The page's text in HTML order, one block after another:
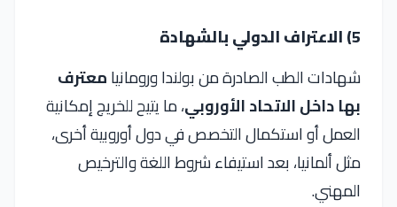
5) الاعتراف الدولي بالشهادة
شهادات الطب الصادرة من بولندا ورومانيامعترف
بها داخل الاتحاد الأوروبي، ما يتيح للخريج إمكانية
العمل أو استكمال التخصص في دول أوروبية أخرى،
مثل ألمانيا، بعد استيفاء شروط اللغة والترخيص
المهني.